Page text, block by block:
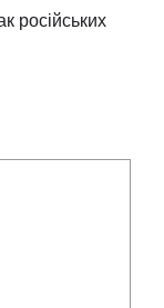
російських